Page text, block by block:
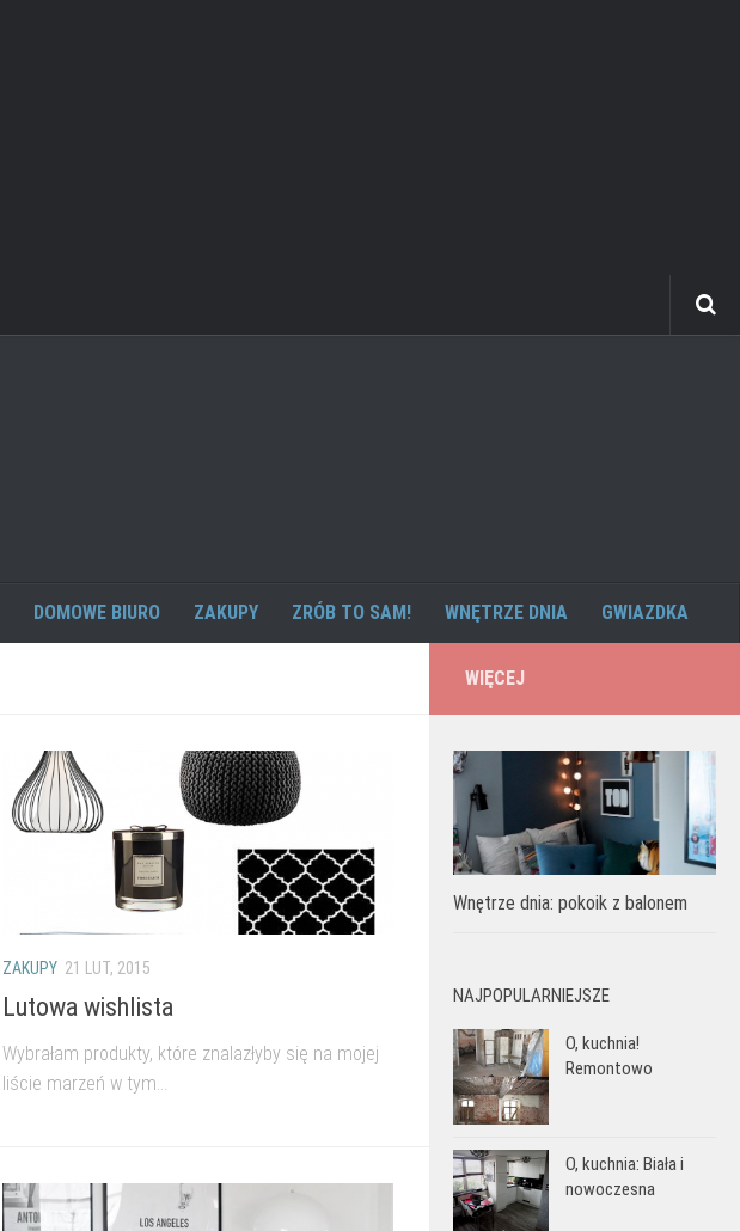
DOMOWE BIURO ZAKUPY ZRÓB TO SAM! WNĘTRZE DNIA GWIAZDKA
ZAKUPY 21 LUT, 2015
Lutowa wishlista
Wybrałam produkty, które znalazłyby się na mojej
liście marzeń w tym...
WIĘCEJ
Wnętrze dnia: pokoik z balonem
NAJPOPULARNIEJSZE
O, kuchnia!
Remontowo
O, kuchnia: Biała i
nowoczesna